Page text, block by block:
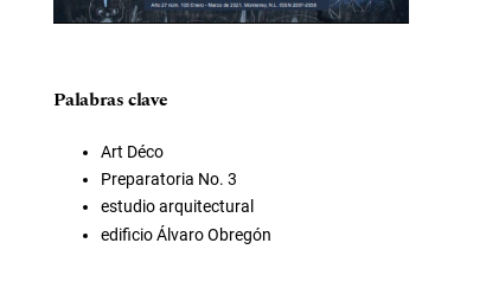
Palabras clave
Art Déco
Preparatoria No. 3
estudio arquitectural
edificio Álvaro Obregón